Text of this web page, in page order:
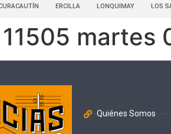
ERCILLA LONQUIMAY LOS
martes
Quiénes Somos